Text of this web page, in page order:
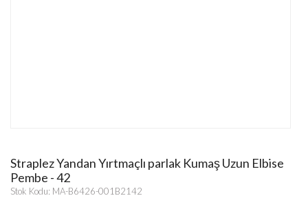
Straplez Yandan Yırtmaçlı parlak Kumaş Uzun Elbise
Pembe - 42
Stok Kodu: MA-B6426-001B2142